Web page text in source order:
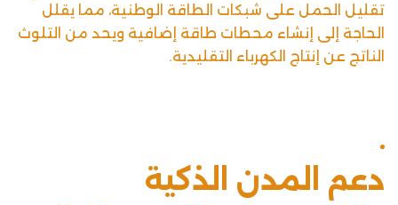
تقليل الحمل على شبكات الطاقة الوطنية، مما يقلل
الحاجة إلى إنشاء محطات طاقة إضافية ويحد من التلوث
الناتج عن إنتاج الكهرباء التقليدية.
دعم المدن الذكية